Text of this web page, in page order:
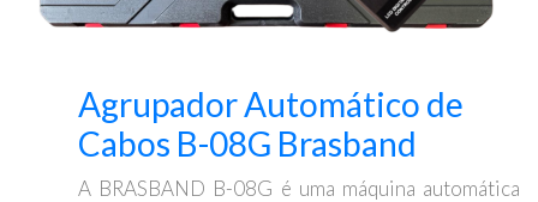
Agrupador Automático de
Cabos B-08G Brasband
A BRASBAND B-08G é uma máquina automática